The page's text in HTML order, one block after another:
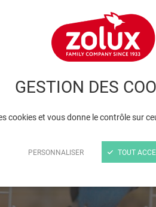
GESTION DES
cookies et vous donne le contrôle sur
PERSONNALISER TOUT